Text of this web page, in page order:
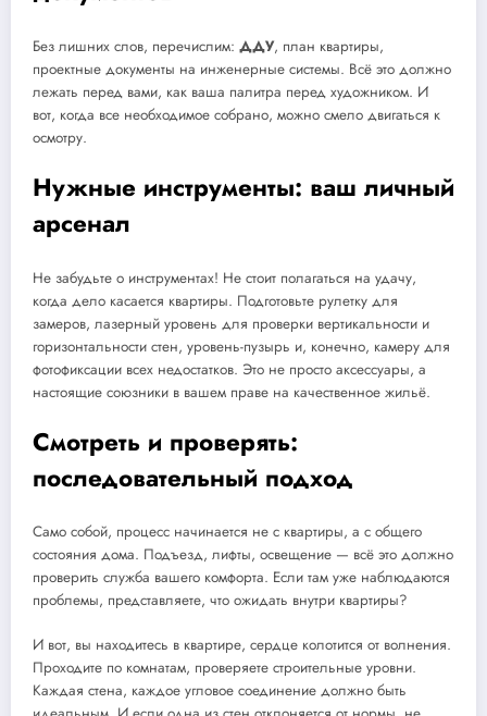
Без лишних слов, перечислим: ДДУ, план квартиры,
проектные документы на инженерные системы. Всё это должно
лежать перед вами, как ваша палитра перед художником. И
вот, когда все необходимое собрано, можно смело двигаться к
осмотру.
Нужные инструменты: ваш личный
арсенал
Не забудьте о инструментах! Не стоит полагаться на удачу,
когда дело касается квартиры. Подготовьте рулетку для
замеров, лазерный уровень для проверки вертикальности и
горизонтальности стен, уровень-пузырь и, конечно, камеру для
фотофиксации всех недостатков. Это не просто аксессуары, а
настоящие союзники в вашем праве на качественное жильё.
Смотреть и проверять:
последовательный подход
Само собой, процесс начинается не с квартиры, а с общего
состояния дома. Подъезд, лифты, освещение — всё это должно
проверить служба вашего комфорта. Если там уже наблюдаются
проблемы, представляете, что ожидать внутри квартиры?
И вот, вы находитесь в квартире, сердце колотится от волнения.
Проходите по комнатам, проверяете строительные уровни.
Каждая стена, каждое угловое соединение должно быть